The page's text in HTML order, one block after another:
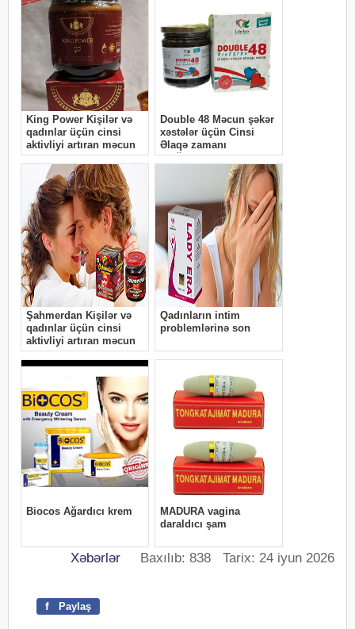
Xəbərlər Baxılıb: 838 Tarix: 24 iyun 2026
f Paylaş